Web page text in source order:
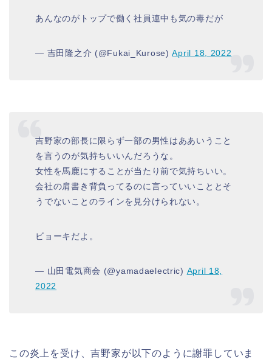
あんなのがトップで働く社員連中も気の毒だが
— 吉田隆之介 (@Fukai_Kurose)April 18, 2022
吉野家の部長に限らず一部の男性はああいうこと
を言うのが気持ちいいんだろうな。
女性を馬鹿にすることが当たり前で気持ちいい。
会社の肩書き背負ってるのに言っていいこととそ
うでないことのラインを見分けられない。
ビョーキだよ。
— 山田電気商会 (@yamadaelectric) April 18,
2022
この炎上を受け、吉野家が以下のように謝罪していま